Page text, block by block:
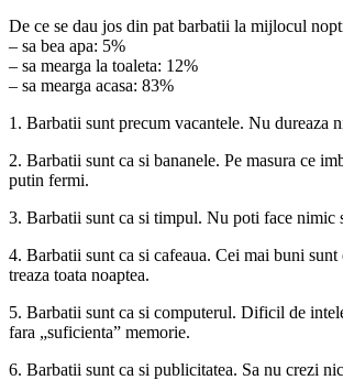
De ce se dau jos din pat barbatii la mijlocul
– sa bea apa: 5%
– sa mearga la toaleta: 12%
– sa mearga acasa: 83%
1. Barbatii sunt precum vacantele. Nu dureaza
2. Barbatii sunt ca si bananele. Pe masura ce
putin fermi.
3. Barbatii sunt ca si timpul. Nu poti face nimic
4. Barbatii sunt ca si cafeaua. Cei mai buni
treaza toata noaptea.
5. Barbatii sunt ca si computerul. Dificil de
fara „suficienta” memorie.
6. Barbatii sunt ca si publicitatea. Sa nu crezi